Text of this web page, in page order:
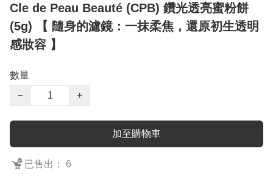
Cle de Peau Beauté (CPB) 鑽光透亮蜜粉餅
(5g) 【 隨身的濾鏡：一抹柔焦，還原初生透明
感妝容 】
數量
−
+
加至購物車
已售出： 6